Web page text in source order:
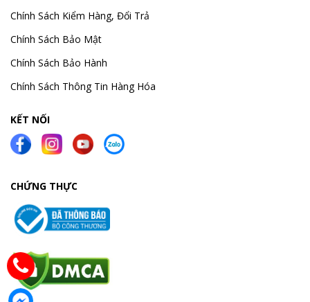
Chính Sách Kiểm Hàng, Đổi Trả
Chính Sách Bảo Mật
Chính Sách Bảo Hành
Chính Sách Thông Tin Hàng Hóa
KẾT NỐI
CHỨNG THỰC